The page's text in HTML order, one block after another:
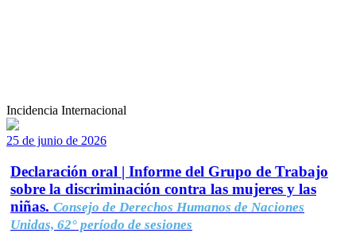
Incidencia Internacional
25 de junio de 2026
Declaración oral | Informe del Grupo de Trabajo
sobre la discriminación contra las mujeres y las
niñas. Consejo de Derechos Humanos de Naciones
Unidas, 62° período de sesiones